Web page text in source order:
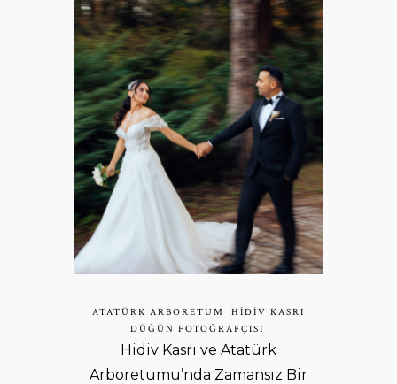
ATATÜRK ARBORETUM
HIDIV KASRI
DÜĞÜN FOTOĞRAFÇISI
Hidiv Kasrı ve Atatürk
Arboretumu’nda Zamansız Bir